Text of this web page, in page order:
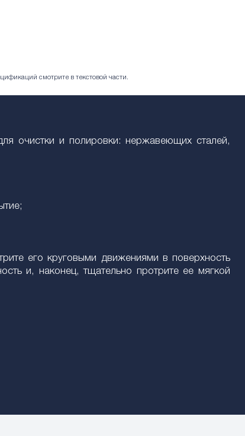
смотрите в текстовой части.
очистки и полировки: нержавеющих сталей,
его круговыми движениями в поверхность
и, наконец, тщательно протрите ее мягкой